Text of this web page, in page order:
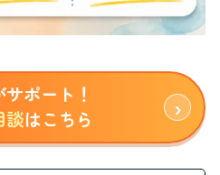
ポート！
談はこちら